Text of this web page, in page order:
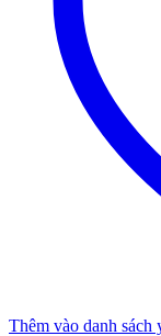
Thêm vào danh sách